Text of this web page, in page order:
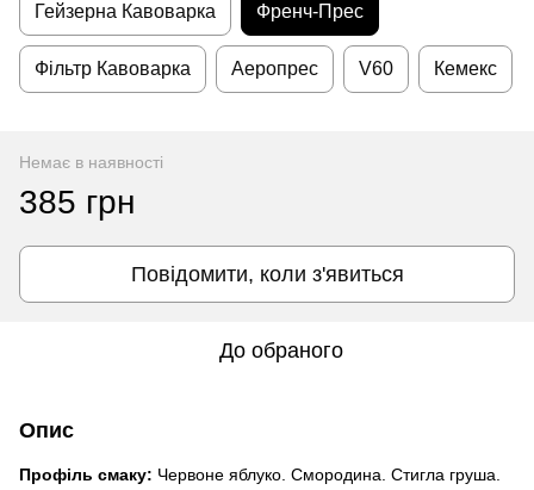
Гейзерна Кавоварка Френч-Прес
Фільтр Кавоварка Аеропрес V60 Кемекс
Немає в наявності
385 грн
Повідомити, коли з'явиться
До обраного
Опис
Профіль смаку: Червоне яблуко. Смородина. Стигла груша.